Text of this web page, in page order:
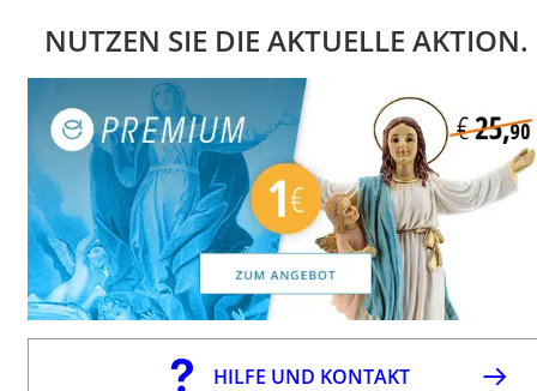
NUTZEN SIE DIE AKTUELLE AKTION.
HILFE UND KONTAKT